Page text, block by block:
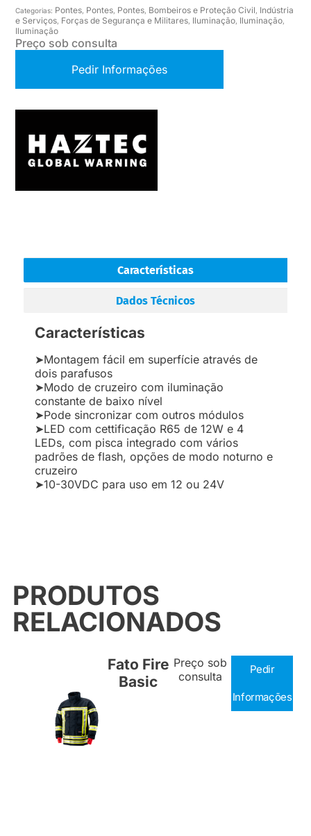
Categorias: Pontes, Pontes, Pontes, Bombeiros e Proteção Civil, Indústria
e Serviços, Forças de Segurança e Militares, Iluminação, Iluminação,
Iluminação
Preço sob consulta
Pedir Informações
Características
Dados Técnicos
Características
➤Montagem fácil em superfície através de
dois parafusos
➤Modo de cruzeiro com iluminação
constante de baixo nível
➤Pode sincronizar com outros módulos
➤LED com cettificação R65 de 12W e 4
LEDs, com pisca integrado com vários
padrões de flash, opções de modo noturno e
cruzeiro
➤10-30VDC para uso em 12 ou 24V
PRODUTOS
RELACIONADOS
Fato Fire
Basic
Preço sob
consulta
Pedir
Informações